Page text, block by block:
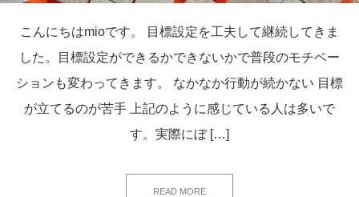
こんにちはmioです。 目標設定を工夫して継続してきま
した。目標設定ができるかできないかで普段のモチベー
ションも変わってきます。 なかなか行動が続かない 目標
が立てるのが苦手 上記のように感じている人は多いで
す。実際にぼ […]
READ MORE